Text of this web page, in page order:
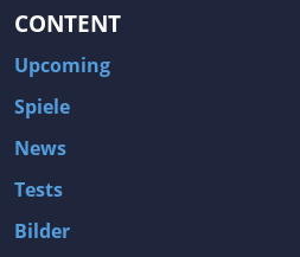
CONTENT
Upcoming
Spiele
News
Tests
Bilder